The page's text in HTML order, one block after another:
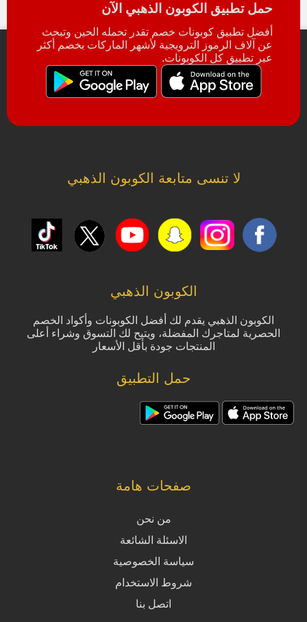
حمل تطبيق الكوبون الذهبي الآن
أفضل تطبيق كوبونات خصم تقدر تحمله الحين وتبحث
عن آلاف الرموز الترويجية لأشهر الماركات بخصم أكثر
عبر تطبيق كل الكوبونات.
لا تنسى متابعة الكوبون الذهبي
الكوبون الذهبي
الكوبون الذهبي يقدم لك أفضل الكوبونات وأكواد الخصم
الحصرية لمتاجرك المفضلة، ويتيح لك التسوق وشراء أعلى
المنتجات جودة بأقل الأسعار
حمل التطبيق
صفحات هامة
من نحن
الاسئلة الشائعة
سياسة الخصوصية
شروط الاستخدام
اتصل بنا